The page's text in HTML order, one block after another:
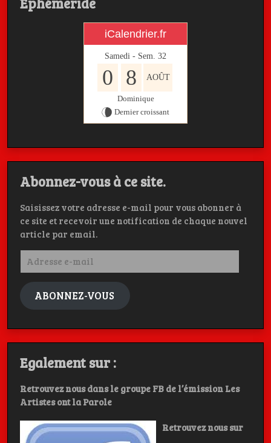
iCalendrier.fr
Samedi - Sem. 32
0 8 AOÛT
Dominique
Dernier croissant
Abonnez-vous à ce site.
Saisissez votre adresse e-mail pour vous abonner à
ce site et recevoir une notification de chaque nouvel
article par email.
Adresse
mail
ABONNEZ-VOUS
Egalement sur :
Retrouvez nous dans le groupe FB de l’émission Les
Artistes ont la Parole
Retrouvez nous sur